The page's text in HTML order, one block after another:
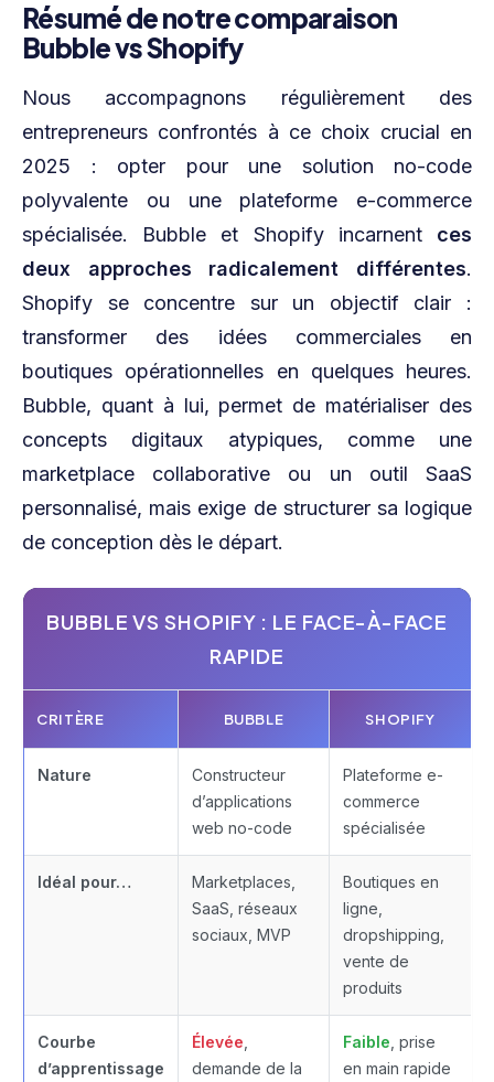
Résumé de notre comparaison
Bubble vs Shopify
Nous accompagnons régulièrement des
entrepreneurs confrontés à ce choix crucial en
2025 : opter pour une solution no-code
polyvalente ou une plateforme e-commerce
spécialisée. Bubble et Shopify incarnent ces
deux approches radicalement différentes.
Shopify se concentre sur un objectif clair :
transformer des idées commerciales en
boutiques opérationnelles en quelques heures.
Bubble, quant à lui, permet de matérialiser des
concepts digitaux atypiques, comme une
marketplace collaborative ou un outil SaaS
personnalisé, mais exige de structurer sa logique
de conception dès le départ.
BUBBLE VS SHOPIFY : LE FACE-À-FACE
RAPIDE
CRITÈRE BUBBLE SHOPIFY
Nature
Constructeur
d’applications
web no-code
Plateforme e-
commerce
spécialisée
Idéal pour…
Marketplaces,
SaaS, réseaux
sociaux, MVP
Boutiques en
ligne,
dropshipping,
vente de
produits
Courbe
d’apprentissage
Élevée
demande de la
Faible , prise
en main rapide